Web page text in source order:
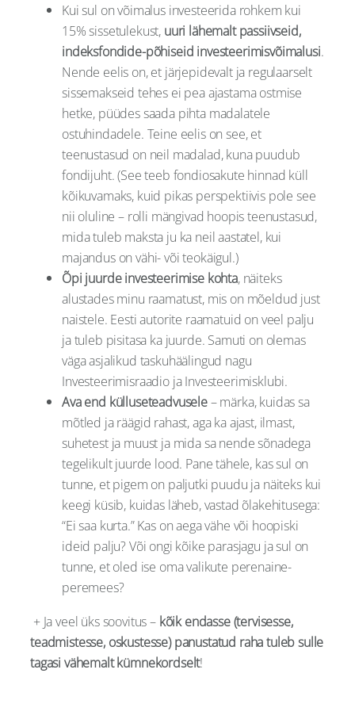
Kui sul on võimalus investeerida rohkem kui
15% sissetulekust, uuri lähemalt passiivseid,
indeksfondide-põhiseid investeerimisvõimalusi.
Nende eelis on, et järjepidevalt ja regulaarselt
sissemakseid tehes ei pea ajastama ostmise
hetke, püüdes saada pihta madalatele
ostuhindadele. Teine eelis on see, et
teenustasud on neil madalad, kuna puudub
fondijuht. (See teeb fondiosakute hinnad küll
kõikuvamaks, kuid pikas perspektiivis pole see
nii oluline – rolli mängivad hoopis teenustasud,
mida tuleb maksta ju ka neil aastatel, kui
majandus on vähi- või teokäigul.)
Õpi juurde investeerimise kohta, näiteks
alustades minu raamatust, mis on mõeldud just
naistele. Eesti autorite raamatuid on veel palju
ja tuleb pisitasa ka juurde. Samuti on olemas
väga asjalikud taskuhäälingud nagu
Investeerimisraadio ja Investeerimisklubi.
Ava end külluseteadvusele– märka, kuidas sa
mõtled ja räägid rahast, aga ka ajast, ilmast,
suhetest ja muust ja mida sa nende sõnadega
tegelikult juurde lood. Pane tähele, kas sul on
tunne, et pigem on paljutki puudu ja näiteks kui
keegi küsib, kuidas läheb, vastad õlakehitusega:
“Ei saa kurta.” Kas on aega vähe või hoopiski
ideid palju? Või ongi kõike parasjagu ja sul on
tunne, et oled ise oma valikute perenaine-
peremees?
+ Ja veel üks soovitus – kõik endasse (tervisesse,
teadmistesse, oskustesse) panustatud raha tuleb sulle
tagasi vähemalt kümnekordselt!